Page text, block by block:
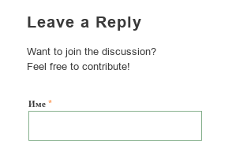
Leave a Reply
Want to join the discussion?
Feel free to contribute!
Име *